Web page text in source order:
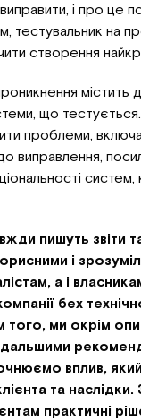
і про це
тестувальник на
створення
містить
що
проблеми,
виправлення,
систем,
пишуть звіти
і
а і
бех
того, ми окрім
вплив,
та наслідки.
практичні